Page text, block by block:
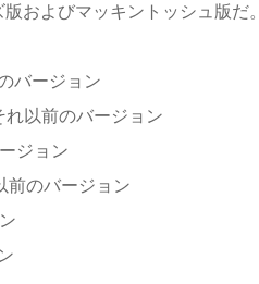
およびマッキントッシュ版だ。
バージョン
以前のバージョン
ジョン
前のバージョン